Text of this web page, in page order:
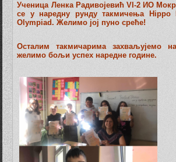
Ученица Ленка Радивојевић VI-2 ИО
се у наредну рунду такмичења Hippo
Olympiad. Желимо јој пуно среће!
Осталим такмичарима захваљујемо
желимо бољи успех наредне године.